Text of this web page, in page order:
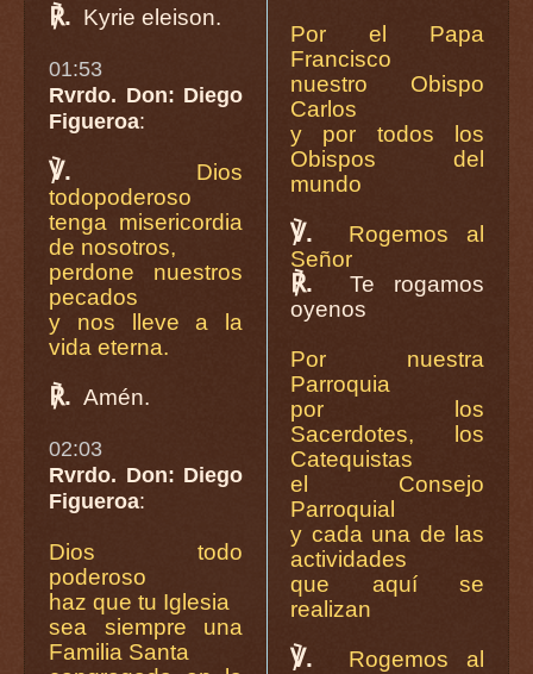
℟. Kyrie eleison.
01:53
Rvrdo. Don: Diego
Figueroa:
℣.
Dios
todopoderoso
tenga misericordia
de nosotros,
perdone nuestros
pecados
y nos lleve a la
vida eterna.
℟. Amén.
02:03
Rvrdo. Don: Diego
Figueroa:
Dios todo
poderoso
haz que tu Iglesia
sea siempre una
Familia Santa
Por el Papa
Francisco
nuestro Obispo
Carlos
y por todos los
Obispos del
mundo
℣.
Rogemos al
Señor
℟.
Te rogamos
oyenos
Por nuestra
Parroquia
por los
Sacerdotes, los
Catequistas
el Consejo
Parroquial
y cada una de las
actividades
que aquí se
realizan
℣.
Rogemos al